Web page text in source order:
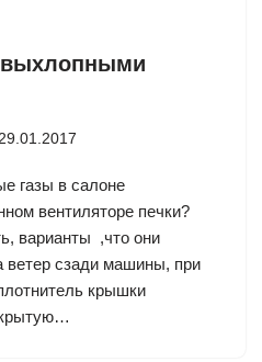
выхлопными
газы в салоне
вентиляторе печки?
варианты ,что они
ветер сзади машины, при
крышки